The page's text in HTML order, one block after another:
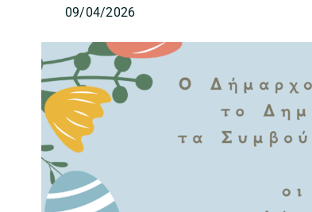
09/04/2026